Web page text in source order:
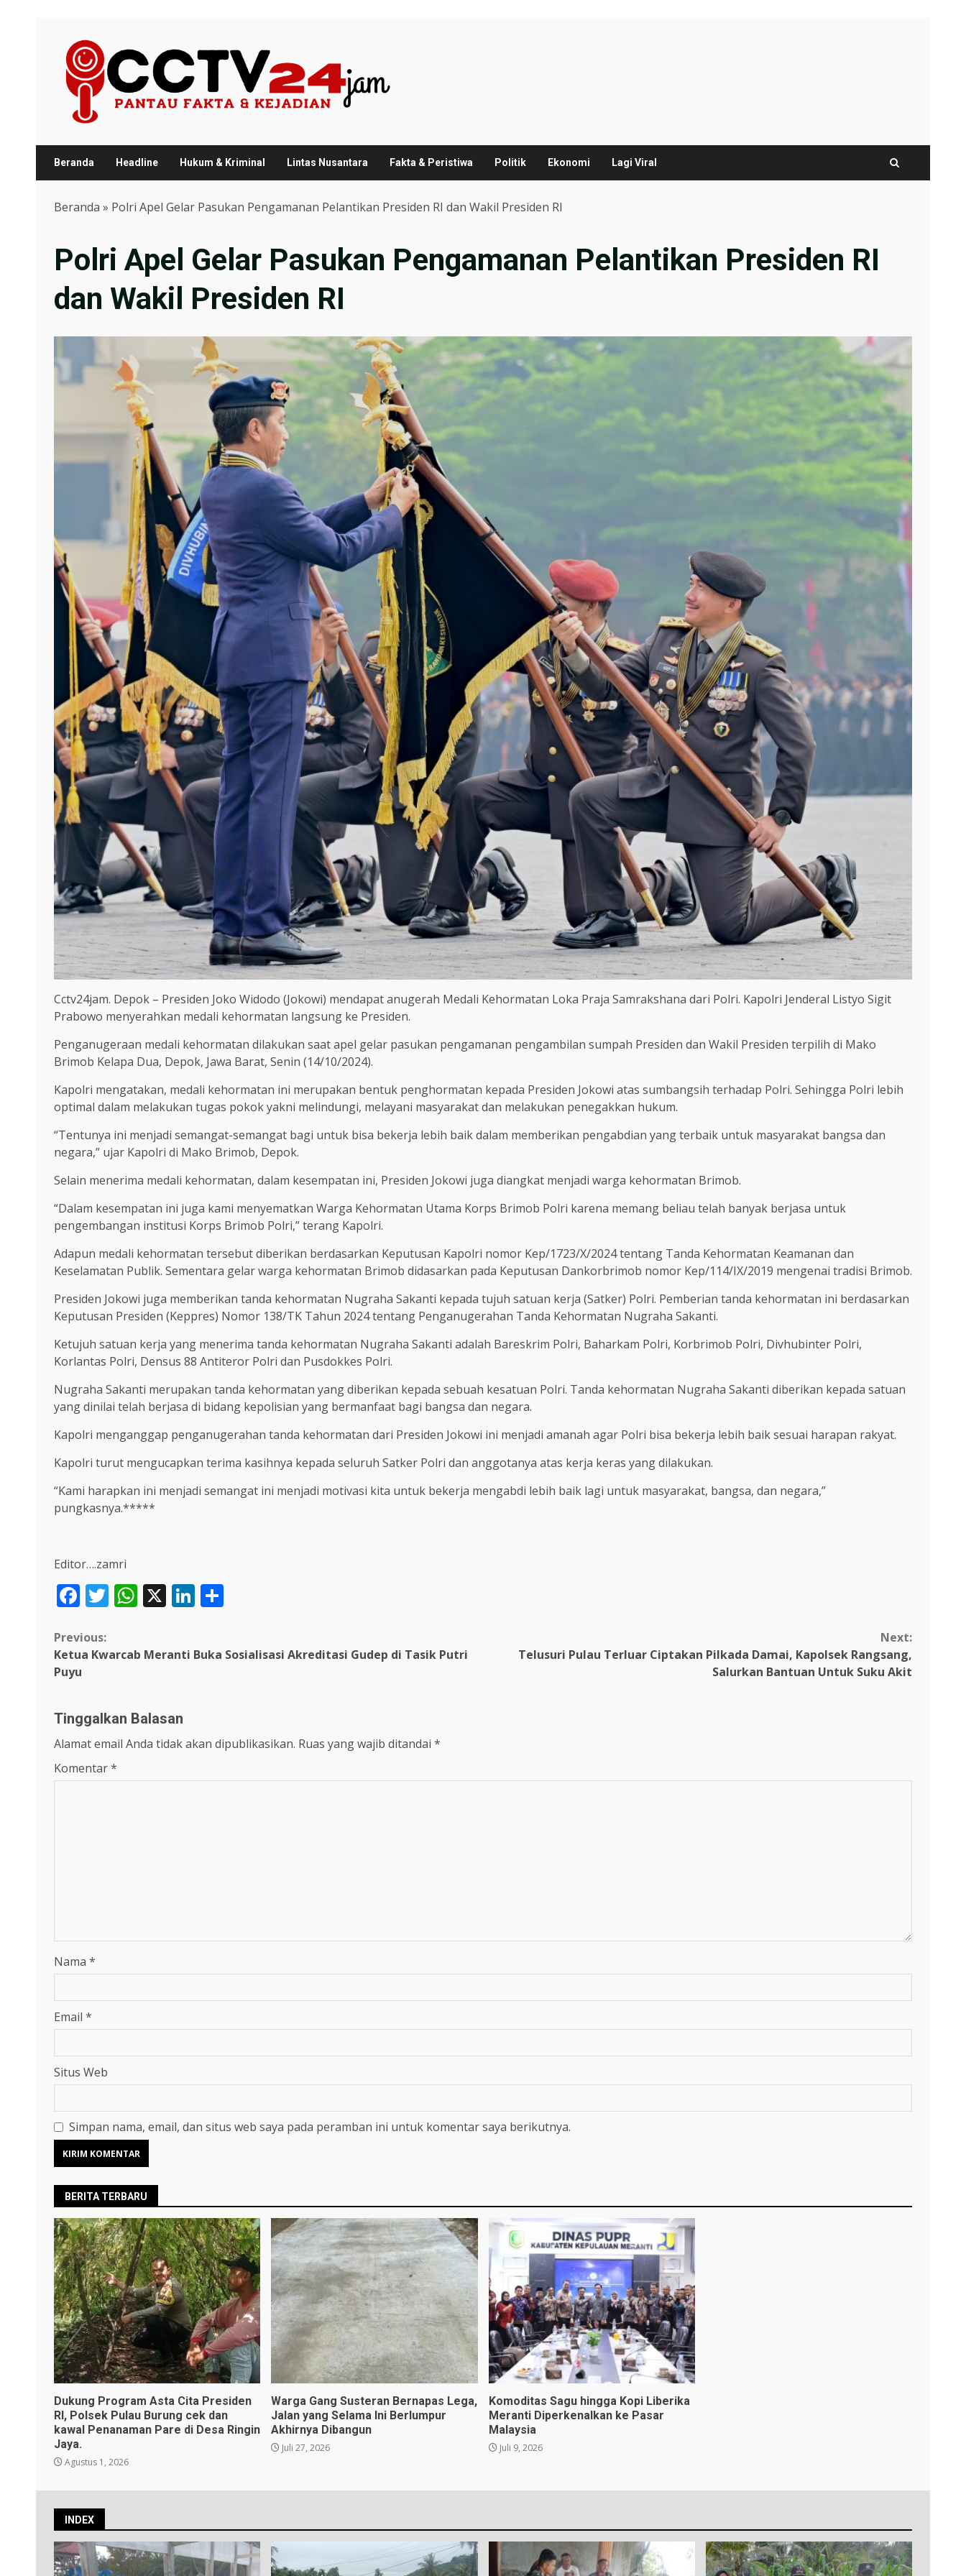
content
Beranda Headline Hukum & Kriminal Lintas Nusantara Fakta & Peristiwa Politik Ekonomi Lagi Viral
Beranda » Polri Apel Gelar Pasukan Pengamanan Pelantikan Presiden RI dan Wakil Presiden RI
Polri Apel Gelar Pasukan Pengamanan Pelantikan Presiden RI
dan Wakil Presiden RI
Cctv24jam. Depok – Presiden Joko Widodo (Jokowi) mendapat anugerah Medali Kehormatan Loka Praja Samrakshana dari Polri. Kapolri Jenderal Listyo Sigit
Prabowo menyerahkan medali kehormatan langsung ke Presiden.
Penganugeraan medali kehormatan dilakukan saat apel gelar pasukan pengamanan pengambilan sumpah Presiden dan Wakil Presiden terpilih di Mako
Brimob Kelapa Dua, Depok, Jawa Barat, Senin (14/10/2024).
Kapolri mengatakan, medali kehormatan ini merupakan bentuk penghormatan kepada Presiden Jokowi atas sumbangsih terhadap Polri. Sehingga Polri lebih
optimal dalam melakukan tugas pokok yakni melindungi, melayani masyarakat dan melakukan penegakkan hukum.
“Tentunya ini menjadi semangat-semangat bagi untuk bisa bekerja lebih baik dalam memberikan pengabdian yang terbaik untuk masyarakat bangsa dan
negara,” ujar Kapolri di Mako Brimob, Depok.
Selain menerima medali kehormatan, dalam kesempatan ini, Presiden Jokowi juga diangkat menjadi warga kehormatan Brimob.
“Dalam kesempatan ini juga kami menyematkan Warga Kehormatan Utama Korps Brimob Polri karena memang beliau telah banyak berjasa untuk
pengembangan institusi Korps Brimob Polri,” terang Kapolri.
Adapun medali kehormatan tersebut diberikan berdasarkan Keputusan Kapolri nomor Kep/1723/X/2024 tentang Tanda Kehormatan Keamanan dan
Keselamatan Publik. Sementara gelar warga kehormatan Brimob didasarkan pada Keputusan Dankorbrimob nomor Kep/114/IX/2019 mengenai tradisi Brimob.
Presiden Jokowi juga memberikan tanda kehormatan Nugraha Sakanti kepada tujuh satuan kerja (Satker) Polri. Pemberian tanda kehormatan ini berdasarkan
Keputusan Presiden (Keppres) Nomor 138/TK Tahun 2024 tentang Penganugerahan Tanda Kehormatan Nugraha Sakanti.
Ketujuh satuan kerja yang menerima tanda kehormatan Nugraha Sakanti adalah Bareskrim Polri, Baharkam Polri, Korbrimob Polri, Divhubinter Polri,
Korlantas Polri, Densus 88 Antiteror Polri dan Pusdokkes Polri.
Nugraha Sakanti merupakan tanda kehormatan yang diberikan kepada sebuah kesatuan Polri. Tanda kehormatan Nugraha Sakanti diberikan kepada satuan
yang dinilai telah berjasa di bidang kepolisian yang bermanfaat bagi bangsa dan negara.
Kapolri menganggap penganugerahan tanda kehormatan dari Presiden Jokowi ini menjadi amanah agar Polri bisa bekerja lebih baik sesuai harapan rakyat.
Kapolri turut mengucapkan terima kasihnya kepada seluruh Satker Polri dan anggotanya atas kerja keras yang dilakukan.
“Kami harapkan ini menjadi semangat ini menjadi motivasi kita untuk bekerja mengabdi lebih baik lagi untuk masyarakat, bangsa, dan negara,”
pungkasnya.*****
Editor….zamri
Facebook
Twitter
WhatsApp
X LinkedIn
Continue
Reading
Previous:
Ketua Kwarcab Meranti Buka Sosialisasi Akreditasi Gudep di Tasik Putri
Puyu
Next:
Telusuri Pulau Terluar Ciptakan Pilkada Damai, Kapolsek Rangsang,
Salurkan Bantuan Untuk Suku Akit
Tinggalkan Balasan
Alamat email Anda tidak akan dipublikasikan. Ruas yang wajib ditandai *
Komentar*
Nama *
Email *
Situs Web
Simpan nama, email, dan situs web saya pada peramban ini untuk komentar saya berikutnya.
BERITA TERBARU
Dukung Program Asta Cita Presiden
RI, Polsek Pulau Burung cek dan
kawal Penanaman Pare di Desa Ringin
Jaya.
Agustus 1, 2026
Warga Gang Susteran Bernapas Lega,
Jalan yang Selama Ini Berlumpur
Akhirnya Dibangun
Juli 27, 2026
Komoditas Sagu hingga Kopi Liberika
Meranti Diperkenalkan ke Pasar
Malaysia
Juli 9, 2026
INDEX